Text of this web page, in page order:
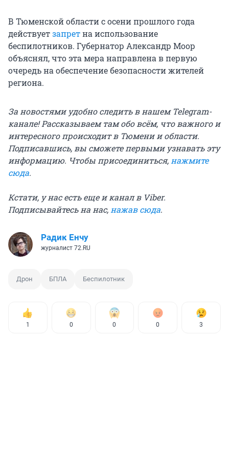
В Тюменской области с осени прошлого года
действуетзапретна использование
беспилотников. Губернатор Александр Моор
объяснял, что эта мера направлена в первую
очередь на обеспечение безопасности жителей
региона.
За новостями удобно следить в нашем Telegram-
канале! Рассказываем там обо всём, что важного и
интересного происходит в Тюмени и области.
Подписавшись, вы сможете первыми узнавать эту
информацию. Чтобы присоединиться,нажмите
сюда.
Кстати, у нас есть еще и канал в Viber.
Подписывайтесь на нас,нажав сюда.
Радик Енчу
журналист 72.RU
Дрон БПЛА Беспилотник
1 0 0 0 3